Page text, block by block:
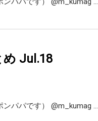
Jul.18
熊谷正寿（くまポンパパです） ‏@m_kumag …